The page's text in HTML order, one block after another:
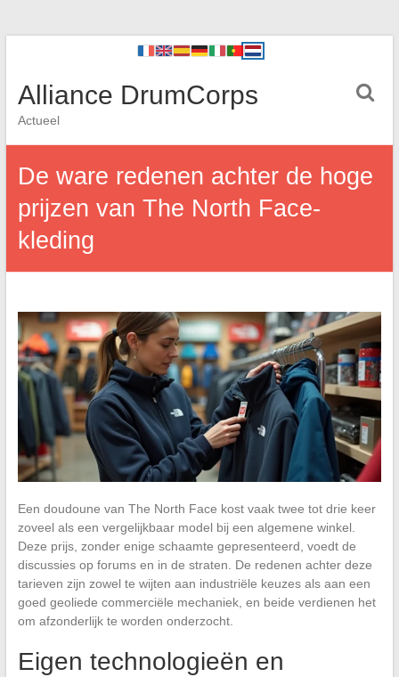
Alliance DrumCorps
Actueel
De ware redenen achter de hoge
prijzen van The North Face-
kleding
Een doudoune van The North Face kost vaak twee tot drie keer
zoveel als een vergelijkbaar model bij een algemene winkel.
Deze prijs, zonder enige schaamte gepresenteerd, voedt de
discussies op forums en in de straten. De redenen achter deze
tarieven zijn zowel te wijten aan industriële keuzes als aan een
goed geoliede commerciële mechaniek, en beide verdienen het
om afzonderlijk te worden onderzocht.
Eigen technologieën en